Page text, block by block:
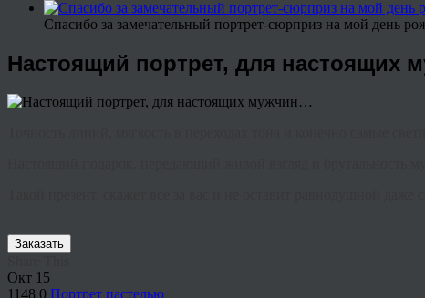
Спасибо за замечательный портрет-сюрприз на мой день
Настоящий портрет, для настоящих
Заказать
Окт 15
1148 0 Портрет пастелью